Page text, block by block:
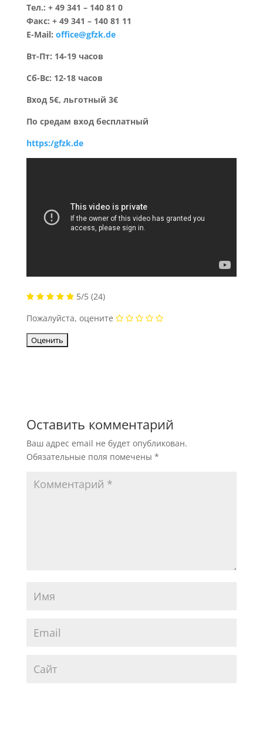
Teл.: + 49 341 – 140 81 0
Фaкс: + 49 341 – 140 81 11
E-Mail: office@gfzk.de
Вт-Пт: 14-19 часов
Сб-Вс: 12-18 часов
Вход 5€, льготный 3€
По средам вход бесплатный
https:/gfzk.de
5/5 (24)
Пожалуйста, оцените
Оставить комментарий
Ваш адрес email не будет опубликован.
Обязательные поля помечены *